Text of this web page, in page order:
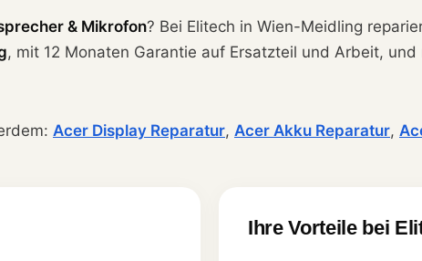
& Mikrofon? Bei Elitech in Wien-Meidling
, mit 12 Monaten Garantie auf Ersatzteil und Arbeit,
Acer Display Reparatur, Acer Akku Reparatur,
Ihre Vorteile bei